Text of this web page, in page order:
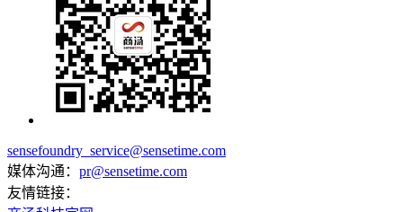
sensefoundry_service@sensetime.com
媒体沟通： pr@sensetime.com
友情链接：